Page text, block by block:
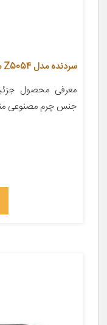
سردنده مدل Z5054 مناسب برای کوئیک
جنس چرم مصنوعی